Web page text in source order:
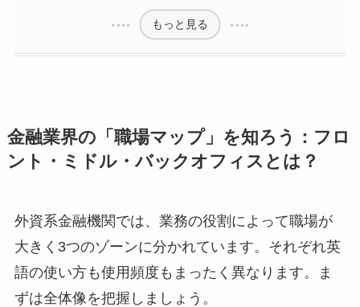
もっと見る
金融業界の「職場マップ」を知ろう：フロ
ント・ミドル・バックオフィスとは？
外資系金融機関では、業務の役割によって職場が
大きく3つのゾーンに分かれています。それぞれ英
語の使い方も使用頻度もまったく異なります。ま
ずは全体像を把握しましょう。